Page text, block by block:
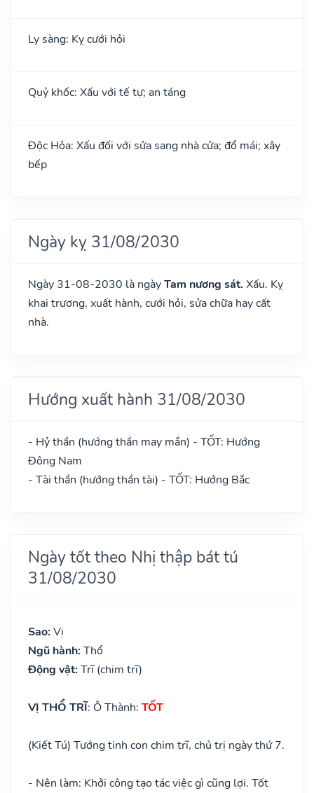
Ly sàng: Kỵ cưới hỏi
Quỷ khốc: Xấu với tế tự; an táng
Độc Hỏa: Xấu đối với sửa sang nhà cửa; đổ mái; xây
bếp
Ngày kỵ 31/08/2030
Ngày 31-08-2030 là ngàyTam nương sát. Xấu. Kỵ
khai trương, xuất hành, cưới hỏi, sửa chữa hay cất
nhà.
Hướng xuất hành 31/08/2030
- Hỷ thần (hướng thần may mắn) - TỐT: Hướng
Đông Nam
- Tài thần (hướng thần tài) - TỐT: Hướng Bắc
Ngày tốt theo Nhị thập bát tú
31/08/2030
Sao: Vị
Ngũ hành: Thổ
Động vật: Trĩ (chim trĩ)
VỊ THỔ TRĨ: Ô Thành: TỐT
(Kiết Tú) Tướng tinh con chim trĩ, chủ trị ngày thứ 7.
- Nên làm: Khởi công tạo tác việc gì cũng lợi. Tốt